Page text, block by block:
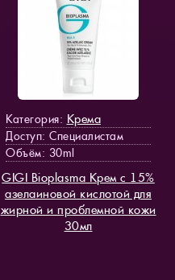
Категория: Крема
Доступ: Специалистам
Объём: 30ml
GIGI Bioplasma Крем с 15%
азелаиновой кислотой для
жирной и проблемной кожи
30мл